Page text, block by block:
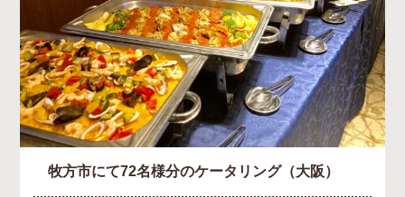
牧方市にて72名様分のケータリング（大阪）